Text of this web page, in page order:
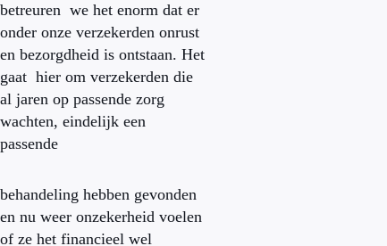
betreuren we het enorm dat er
onder onze verzekerden onrust
en bezorgdheid is ontstaan. Het
gaat hier om verzekerden die
al jaren op passende zorg
wachten, eindelijk een
passende
behandeling hebben gevonden
en nu weer onzekerheid voelen
of ze het financieel wel